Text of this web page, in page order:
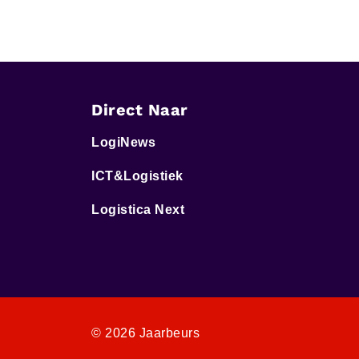
Direct Naar
LogiNews
ICT&Logistiek
Logistica Next
© 2026 Jaarbeurs